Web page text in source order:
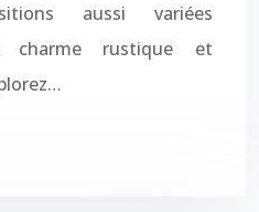
aussi variées
charme rustique et